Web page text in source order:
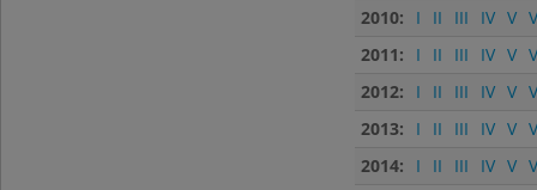
2010:
I II III IV V
2011:
I II III IV V
2012:
I II III IV V
2013:
I II III IV V
2014:
I II III IV V